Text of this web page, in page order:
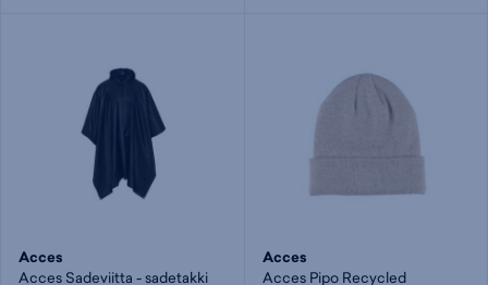
Acces
Acces Sadeviitta - sadetakki
Acces
Acces Pipo Recycled